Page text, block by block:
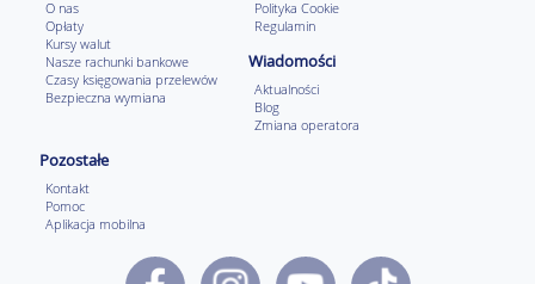
O nas
Opłaty
Kursy walut
Nasze rachunki bankowe
Czasy księgowania przelewów
Bezpieczna wymiana
Polityka Cookie
Regulamin
Wiadomości
Aktualności
Blog
Zmiana operatora
Pozostałe
Kontakt
Pomoc
Aplikacja mobilna